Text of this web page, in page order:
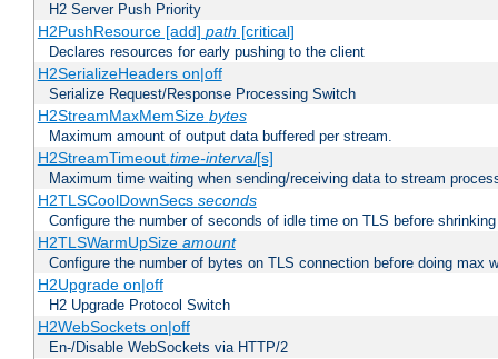
H2 Server Push Priority
H2PushResource [add] path [critical]
Declares resources for early pushing to the client
H2SerializeHeaders on|off
Serialize Request/Response Processing Switch
H2StreamMaxMemSize bytes
Maximum amount of output data buffered per stream.
H2StreamTimeout time-interval[s]
Maximum time waiting when sending/receiving data to stream
H2TLSCoolDownSecs seconds
Configure the number of seconds of idle time on TLS before
H2TLSWarmUpSize amount
Configure the number of bytes on TLS connection before doing max
H2Upgrade on|off
H2 Upgrade Protocol Switch
H2WebSockets on|off
En-/Disable WebSockets via HTTP/2